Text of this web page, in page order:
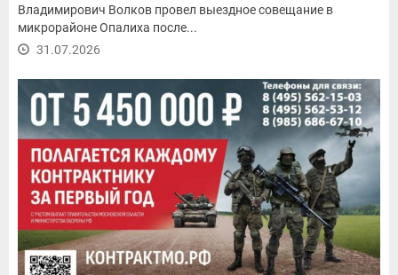
Владимирович Волков провел выездное совещание в
микрорайоне Опалиха после...
31.07.2026